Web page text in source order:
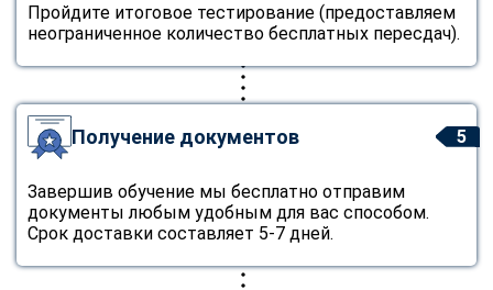
Пройдите итоговое тестирование (предоставляем
неограниченное количество бесплатных пересдач).
5
Получение документов
Завершив обучение мы бесплатно отправим
документы любым удобным для вас способом.
Срок доставки составляет 5-7 дней.
Vkontakte EMail